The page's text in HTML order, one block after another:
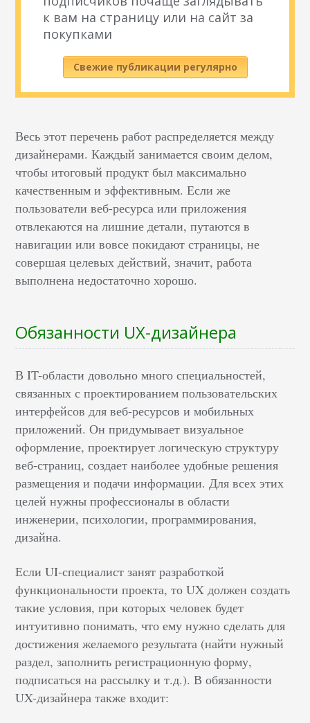
к вам на страницу или на сайт за
покупками
Свежие публикации регулярно
Весь этот перечень работ распределяется между
дизайнерами. Каждый занимается своим делом,
чтобы итоговый продукт был максимально
качественным и эффективным. Если же
пользователи веб-ресурса или приложения
отвлекаются на лишние детали, путаются в
навигации или вовсе покидают страницы, не
совершая целевых действий, значит, работа
выполнена недостаточно хорошо.
Обязанности UX-дизайнера
В IT-области довольно много специальностей,
связанных с проектированием пользовательских
интерфейсов для веб-ресурсов и мобильных
приложений. Он придумывает визуальное
оформление, проектирует логическую структуру
веб-страниц, создает наиболее удобные решения
размещения и подачи информации. Для всех этих
целей нужны профессионалы в области
инженерии, психологии, программирования,
дизайна.
Если UI-специалист занят разработкой
функциональности проекта, то UX должен создать
такие условия, при которых человек будет
интуитивно понимать, что ему нужно сделать для
достижения желаемого результата (найти нужный
раздел, заполнить регистрационную форму,
подписаться на рассылку и т.д.). В обязанности
UX-дизайнера также входит: